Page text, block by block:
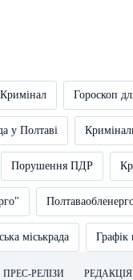
Кримінал Гороскоп
у Полтаві
Порушення ПДР
міськрада Графік
ПРЕС-РЕЛІЗИ РЕДАКЦІЯ